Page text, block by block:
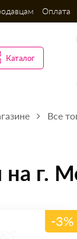
Оплата
Каталог
Все
на г.
-3%